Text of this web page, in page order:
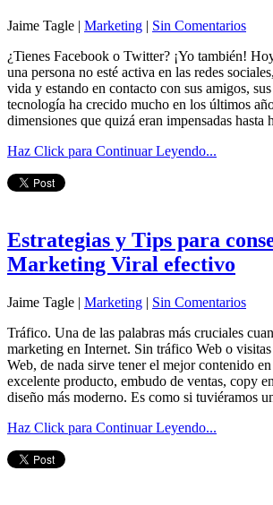
Jaime Tagle | Marketing | Sin Comentarios
¿Tienes Facebook o Twitter? ¡Yo también!
una persona no esté activa en las redes
vida y estando en contacto con sus amigos,
tecnología ha crecido mucho en los últimos
dimensiones que quizá eran impensadas
Haz Click para Continuar Leyendo...
Estrategias y Tips para
Marketing Viral efectivo
Jaime Tagle | Marketing | Sin Comentarios
Tráfico. Una de las palabras más cruciales
marketing en Internet. Sin tráfico Web o visitas
Web, de nada sirve tener el mejor contenido
excelente producto, embudo de ventas, copy
diseño más moderno. Es como si tuviéramos
Haz Click para Continuar Leyendo...